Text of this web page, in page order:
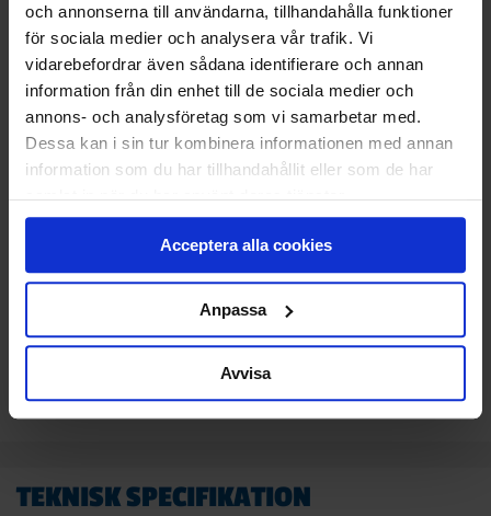
och annonserna till användarna, tillhandahålla funktioner
för sociala medier och analysera vår trafik. Vi
vidarebefordrar även sådana identifierare och annan
information från din enhet till de sociala medier och
annons- och analysföretag som vi samarbetar med.
Dessa kan i sin tur kombinera informationen med annan
information som du har tillhandahållit eller som de har
samlat in när du har använt deras tjänster.
Acceptera alla cookies
Anpassa
Avvisa
Den gamla tar vi med och återvinner åt dig.
Klickahärför att se vad som ingår i ett
standardmontage.
Pris 20 079KR
Delbetala med Svea(Info
Lägg i varukorg
Beräknad leveranstid 6-8 veckor. Vid montering
TEKNISK SPECIFIKATION